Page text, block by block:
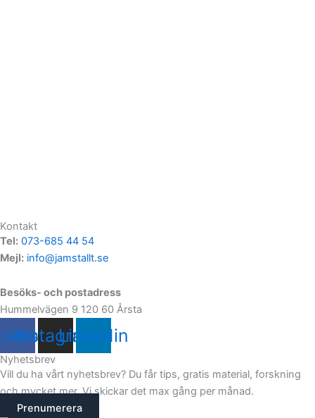
Kontakt
Tel: 073-685 44 54
Mejl: info@jamstallt.se
Besöks- och postadress
Hummelvägen 9 120 60 Årsta
Instagram
Linkedin
Nyhetsbrev
Vill du ha vårt nyhetsbrev? Du får tips, gratis material, forskning
och mycket mer. Vi skickar det max gång per månad.
Prenumerera